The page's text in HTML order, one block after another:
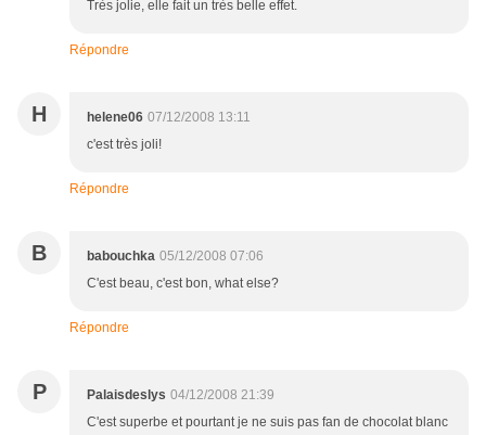
Très jolie, elle fait un très belle effet.
Répondre
H helene06 07/12/2008 13:11
c'est très joli!
Répondre
B babouchka 05/12/2008 07:06
C'est beau, c'est bon, what else?
Répondre
P Palaisdeslys 04/12/2008 21:39
C'est superbe et pourtant je ne suis pas fan de chocolat blanc